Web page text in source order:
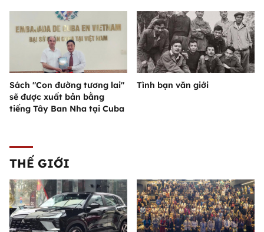
Sách "Con đường tương lai"
sẽ được xuất bản bằng
tiếng Tây Ban Nha tại Cuba
Tình bạn văn giới
THẾ GIỚI